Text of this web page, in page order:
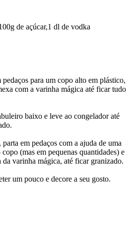
de açúcar,1 dl de vodka
para um copo alto em plástico,
com a varinha mágica até ficar tudo
baixo e leve ao congelador até
em pedaços com a ajuda de uma
(mas em pequenas quantidades) e
varinha mágica, até ficar granizado.
um pouco e decore a seu gosto.